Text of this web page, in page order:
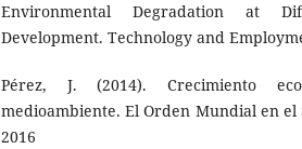
Environmental Degradation at
Development. Technology and
Pérez, J. (2014). Crecimiento
medioambiente. El Orden Mundial en el
2016